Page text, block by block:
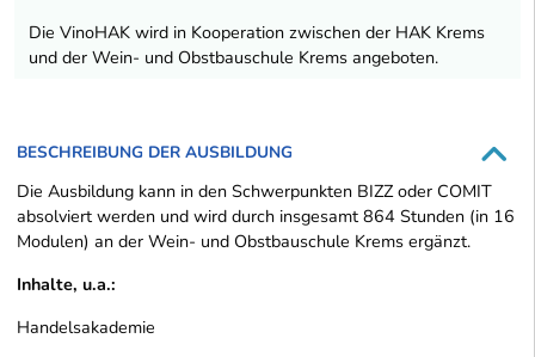
Die VinoHAK wird in Kooperation zwischen der HAK Krems
und der Wein- und Obstbauschule Krems angeboten.
BESCHREIBUNG DER AUSBILDUNG
Die Ausbildung kann in den Schwerpunkten BIZZ oder COMIT
absolviert werden und wird durch insgesamt 864 Stunden (in 16
Modulen) an der Wein- und Obstbauschule Krems ergänzt.
Inhalte, u.a.:
Handelsakademie